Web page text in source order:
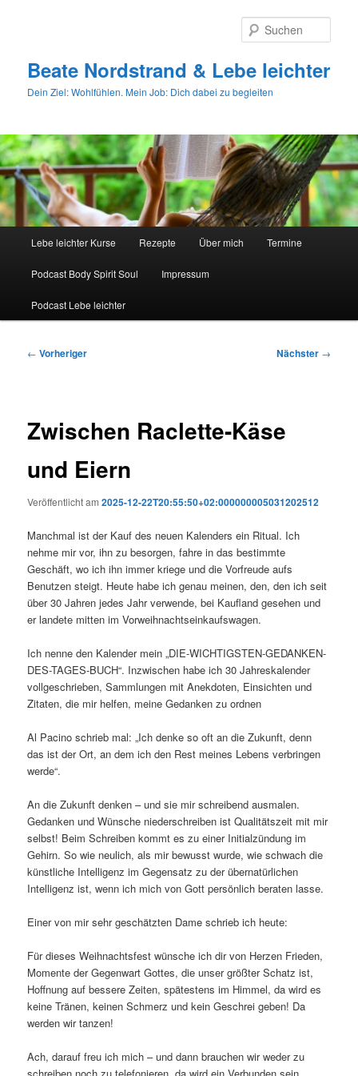
Beate Nordstrand & Lebe leichter
Dein Ziel: Wohlfühlen. Mein Job: Dich dabei zu begleiten
Lebe leichter Kurse Rezepte Über mich Termine
Podcast Body Spirit Soul Impressum
Podcast Lebe leichter
Beitragsnavigation
← Vorheriger Nächster →
Zwischen Raclette-Käse
und Eiern
Veröffentlicht am2025-12-22T20:55:50+02:000000005031202512
Manchmal ist der Kauf des neuen Kalenders ein Ritual. Ich
nehme mir vor, ihn zu besorgen, fahre in das bestimmte
Geschäft, wo ich ihn immer kriege und die Vorfreude aufs
Benutzen steigt. Heute habe ich genau meinen, den, den ich seit
über 30 Jahren jedes Jahr verwende, bei Kaufland gesehen und
er landete mitten im Vorweihnachtseinkaufswagen.
Ich nenne den Kalender mein „DIE-WICHTIGSTEN-GEDANKEN-
DES-TAGES-BUCH“. Inzwischen habe ich 30 Jahreskalender
vollgeschrieben, Sammlungen mit Anekdoten, Einsichten und
Zitaten, die mir helfen, meine Gedanken zu ordnen
Al Pacino schrieb mal: „Ich denke so oft an die Zukunft, denn
das ist der Ort, an dem ich den Rest meines Lebens verbringen
werde“.
An die Zukunft denken – und sie mir schreibend ausmalen.
Gedanken und Wünsche niederschreiben ist Qualitätszeit mit mir
selbst! Beim Schreiben kommt es zu einer Initialzündung im
Gehirn. So wie neulich, als mir bewusst wurde, wie schwach die
künstliche Intelligenz im Gegensatz zu der übernatürlichen
Intelligenz ist, wenn ich mich von Gott persönlich beraten lasse.
Einer von mir sehr geschätzten Dame schrieb ich heute:
Für dieses Weihnachtsfest wünsche ich dir von Herzen Frieden,
Momente der Gegenwart Gottes, die unser größter Schatz ist,
Hoffnung auf bessere Zeiten, spätestens im Himmel, da wird es
keine Tränen, keinen Schmerz und kein Geschrei geben! Da
werden wir tanzen!
Ach, darauf freu ich mich – und dann brauchen wir weder zu